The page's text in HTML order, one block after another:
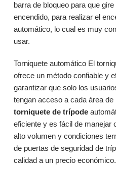
barra de bloqueo para que
encendido, para realizar el
automático, lo cual es muy
usar.
Torniquete automático El
ofrece un método confiable y
garantizar que solo los
tengan acceso a cada área de
torniquete de trípode
eficiente y es fácil de manejar
alto volumen y condiciones
de puertas de seguridad de
calidad a un precio económico.